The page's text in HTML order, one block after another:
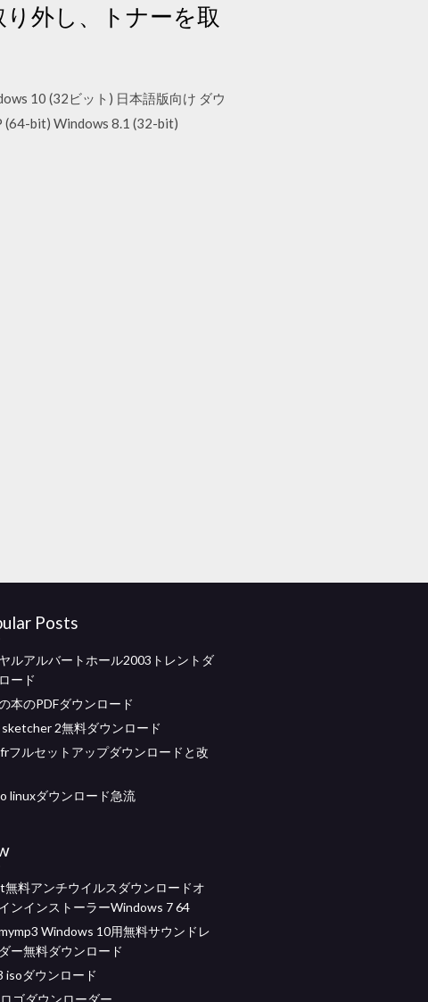
外し、トナーを取
10 (32ビット) 日本語版向け ダウ
(64-bit) Windows 8.1 (32-bit)
Posts
ルアルバートホール2003トレントダ
ード
本のPDFダウンロード
sketcher 2無料ダウンロード
フルセットアップダウンロードと改
linuxダウンロード急流
無料アンチウイルスダウンロードオ
ンインストーラーWindows 7 64
Windows 10用無料サウンドレ
ー無料ダウンロード
isoダウンロード
ゴダウンローダー